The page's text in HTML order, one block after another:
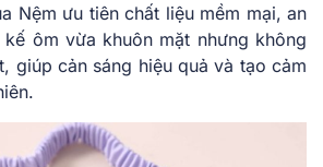
Nệm ưu tiên chất liệu mềm mại, an
ôm vừa khuôn mặt nhưng không
giúp cản sáng hiệu quả và tạo cảm